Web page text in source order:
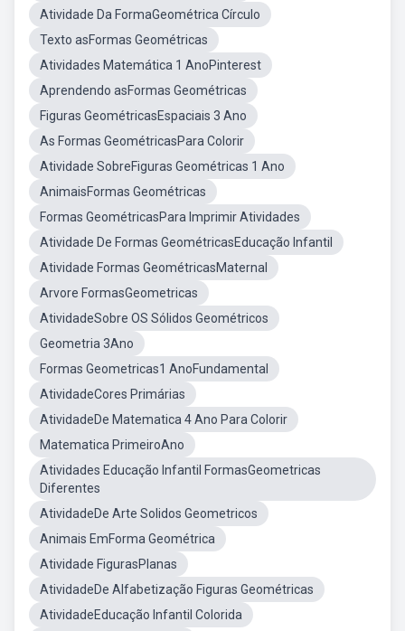
Atividade Da FormaGeométrica Círculo
Texto asFormas Geométricas
Atividades Matemática 1 AnoPinterest
Aprendendo asFormas Geométricas
Figuras GeométricasEspaciais 3 Ano
As Formas GeométricasPara Colorir
Atividade SobreFiguras Geométricas 1 Ano
AnimaisFormas Geométricas
Formas GeométricasPara Imprimir Atividades
Atividade De Formas GeométricasEducação Infantil
Atividade Formas GeométricasMaternal
Arvore FormasGeometricas
AtividadeSobre OS Sólidos Geométricos
Geometria 3Ano
Formas Geometricas1 AnoFundamental
AtividadeCores Primárias
AtividadeDe Matematica 4 Ano Para Colorir
Matematica PrimeiroAno
Atividades Educação Infantil FormasGeometricas
Diferentes
AtividadeDe Arte Solidos Geometricos
Animais EmForma Geométrica
Atividade FigurasPlanas
AtividadeDe Alfabetização Figuras Geométricas
AtividadeEducação Infantil Colorida